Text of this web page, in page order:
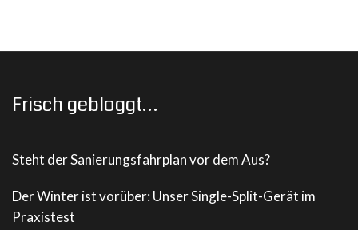
Frisch gebloggt…
Steht der Sanierungsfahrplan vor dem Aus?
Der Winter ist vorüber: Unser Single-Split-Gerät im
Praxistest